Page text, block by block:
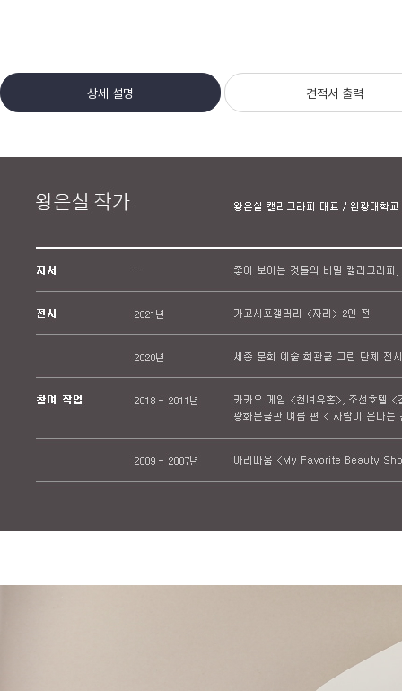
상세 설명 견적서 출력